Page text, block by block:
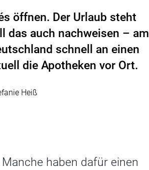
öffnen. Der Urlaub steht
das auch nachweisen – am
schnell an einen
die Apotheken vor Ort.
Heiß
haben dafür einen